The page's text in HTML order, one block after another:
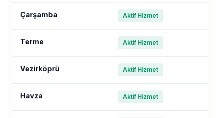
Çarşamba Aktif Hizmet
Terme Aktif Hizmet
Vezirköprü Aktif Hizmet
Havza Aktif Hizmet